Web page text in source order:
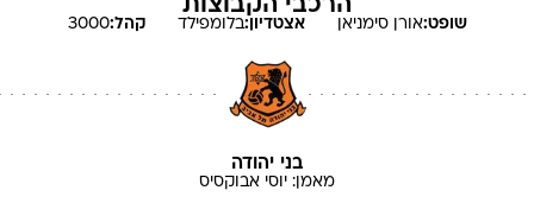
הרכבי הקבוצות
שופט:אורן סימניאן אצטדיון:בלומפילד קהל:3000
בני יהודה
מאמן: יוסי אבוקסיס